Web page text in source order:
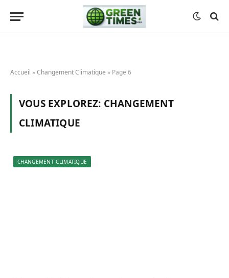
Accueil »Changement Climatique » Page 6
VOUS EXPLOREZ: CHANGEMENT
CLIMATIQUE
CHANGEMENT CLIMATIQUE